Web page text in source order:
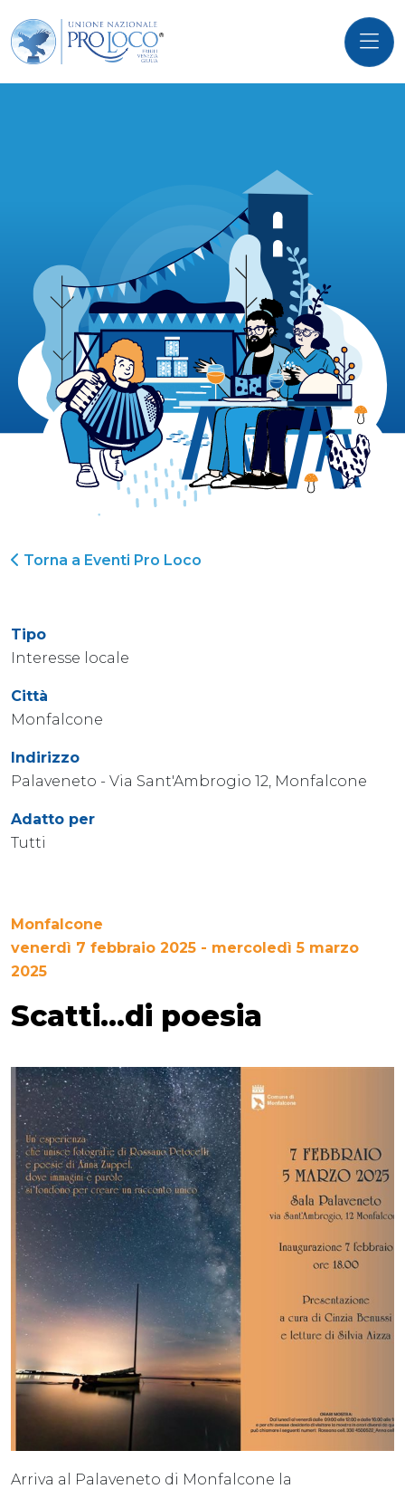
Torna a Eventi Pro Loco
Tipo
Interesse locale
Città
Monfalcone
Indirizzo
Palaveneto - Via Sant'Ambrogio 12, Monfalcone
Adatto per
Tutti
Monfalcone
venerdì 7 febbraio 2025 - mercoledì 5 marzo
2025
Scatti...di poesia
Arriva al Palaveneto di Monfalcone la